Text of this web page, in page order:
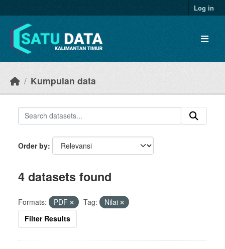
Log in
Kumpulan data
Order by
4 datasets found
Formats: PDF Tag:
Nilai
Filter Results